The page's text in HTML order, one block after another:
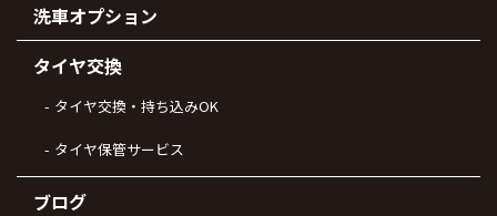
洗車オプション
タイヤ交換
タイヤ交換・持ち込みOK
タイヤ保管サービス
ブログ